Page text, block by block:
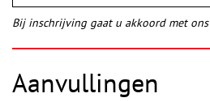
Bij inschrijving gaat u akkoord met ons
Aanvullingen